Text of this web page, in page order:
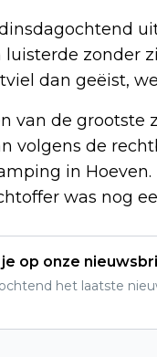
zonder
dan geëist,
van de grootste
volgens de
in
was nog
op onze
het laatste